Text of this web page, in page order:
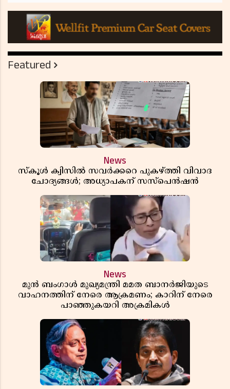
Featured
News
സ്കൂൾ ക്വിസിൽ സവർക്കറെ പുകഴ്ത്തി വിവാദ
ചോദ്യങ്ങൾ; അധ്യാപകന് സസ്പെൻഷൻ
News
മുൻ ബംഗാൾ മുഖ്യമന്ത്രി മമത ബാനർജിയുടെ
വാഹനത്തിന് നേരെ ആക്രമണം; കാറിന് നേരെ
പാഞ്ഞുകയറി അക്രമികൾ